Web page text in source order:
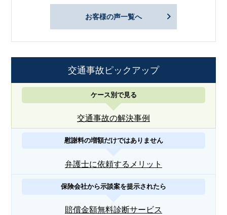
お客様の声一覧へ
交通事故ピックアップ
ケース別で見る
交通事故の解決事例
慰謝料の増額だけではありません
弁護士に依頼するメリット
保険会社から示談案を提示されたら
賠償金額無料診断サービス